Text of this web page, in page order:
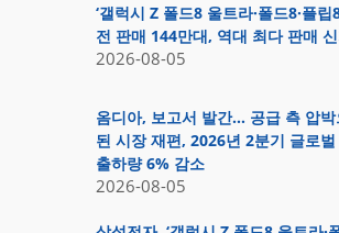
‘갤럭시 Z 폴드8 울트라·폴드8·플립
전 판매 144만대, 역대 최다 판매
2026-08-05
옴디아, 보고서 발간… 공급 측 압
된 시장 재편, 2026년 2분기 글로
출하량 6% 감소
2026-08-05